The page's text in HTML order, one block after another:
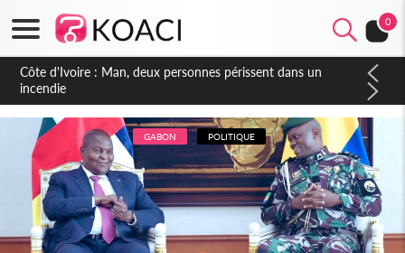
0
Côte d'Ivoire : Séileu, la célébration de la fête nationale
transformée en vaste campagne contre les produits
dépigmentants dangereux
GABON POLITIQUE